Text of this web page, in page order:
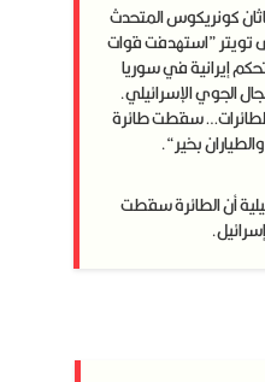
كونريكوس المتحدث
تويتر ”استهدفت قوات
إيرانية في سوريا
الجوي الإسرائيلي.
سقطت طائرة
أن الطائرة سقطت